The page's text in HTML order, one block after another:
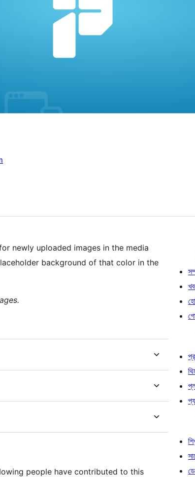
newly uploaded images in the media
background of that color in the
people have contributed to this